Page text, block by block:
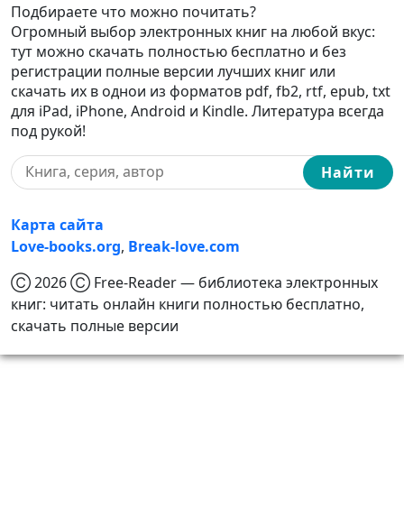
Подбираете что можно почитать?
Огромный выбор электронных книг на любой вкус:
тут можно скачать полностью бесплатно и без
регистрации полные версии лучших книг или
скачать их в однои из форматов pdf, fb2, rtf, epub, txt
для iPad, iPhone, Android и Kindle. Литература всегда
под рукой!
Найти
Карта сайта
Love-books.org, Break-love.com
Ⓒ 2026 Ⓒ Free-Reader — библиотека электронных
книг: читать онлайн книги полностью бесплатно,
скачать полные версии